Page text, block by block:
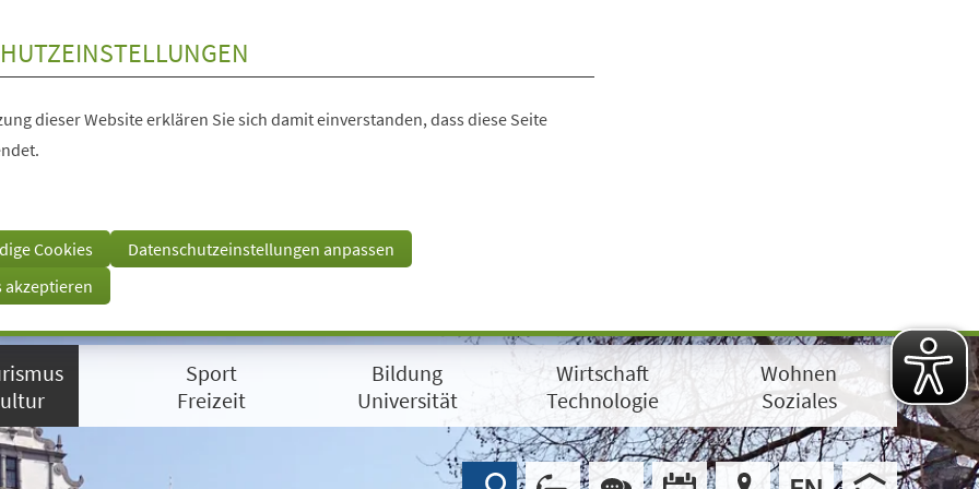
dieser Website erklären Sie sich damit einverstanden, dass diese Seite
Cookies
Datenschutzeinstellungen anpassen
akzeptieren
Sport
Freizeit
Bildung
Universität
Wirtschaft
Technologie
Wohnen
Soziales